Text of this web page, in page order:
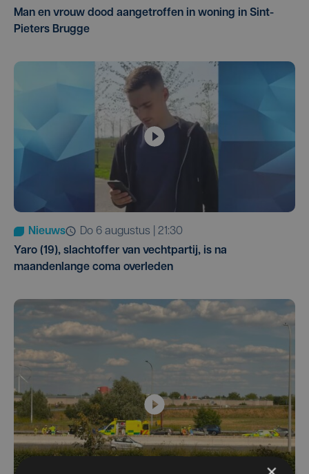
Man en vrouw dood aangetroffen in woning in Sint-
Pieters Brugge
Nieuws
do 6 augustus | 21:30
Yaro (19), slachtoffer van vechtpartij, is na
maandenlange coma overleden